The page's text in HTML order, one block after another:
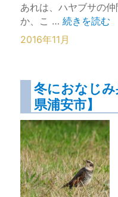
あれは、ハヤブサの
か、こ …“チョウゲ
続きを読む
2016年11月
冬におなじ
県浦安市】